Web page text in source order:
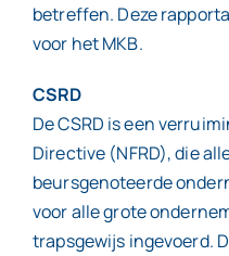
betreffen. Deze
voor het MKB.
CSRD
De CSRD is een
Directive (NFRD), die
beursgenoteerde
voor alle grote
trapsgewijs ingevoerd.